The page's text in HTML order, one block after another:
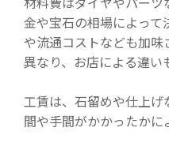
金や宝石の相場によって
や流通コストなども加
異なり、お店による違い
工賃は、石留めや仕上
間や手間がかかったかに